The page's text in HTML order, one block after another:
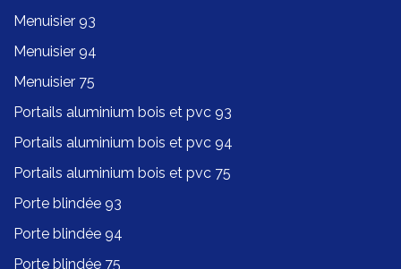
Menuisier 93
Menuisier 94
Menuisier 75
Portails aluminium bois et pvc 93
Portails aluminium bois et pvc 94
Portails aluminium bois et pvc 75
Porte blindée 93
Porte blindée 94
Porte blindée 75